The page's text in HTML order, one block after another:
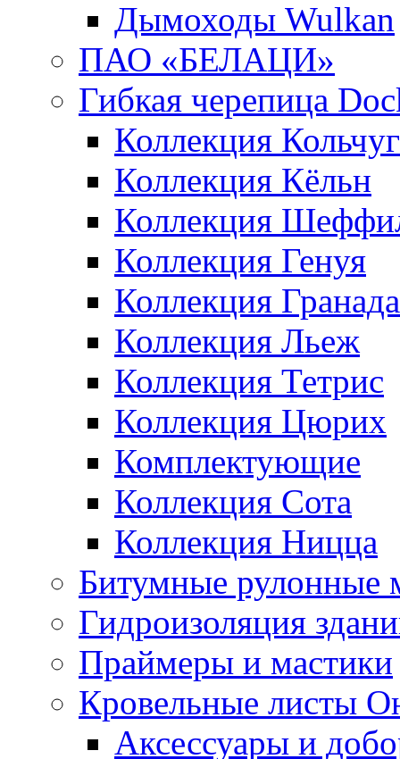
Дымоходы Wulkan
ПАО «БЕЛАЦИ»
Гибкая черепица
Коллекция
Коллекция Кёльн
Коллекция
Коллекция Генуя
Коллекция Гранада
Коллекция Льеж
Коллекция Тетрис
Коллекция Цюрих
Комплектующие
Коллекция Сота
Коллекция Ницца
Битумные рулонные
Гидроизоляция
Праймеры и мастики
Кровельные листы
Аксессуары и